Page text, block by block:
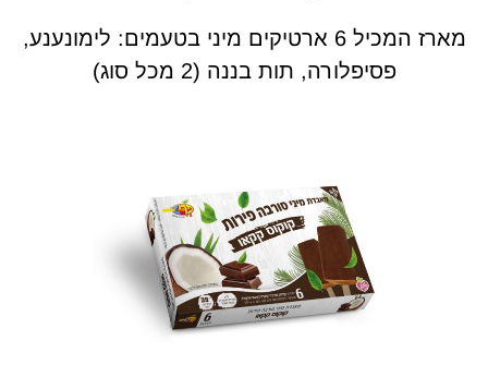
מארז המכיל 6 ארטיקים מיני בטעמים: לימונענע,
פסיפלורה, תות בננה (2 מכל סוג)